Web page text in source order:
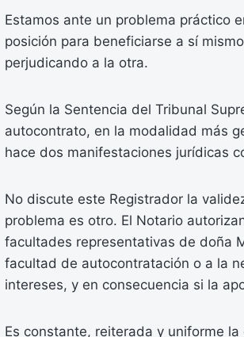
Estamos ante un problema práctico
posición para beneficiarse a sí
perjudicando a la otra.
Según la Sentencia del Tribunal
autocontrato, en la modalidad más
hace dos manifestaciones jurídicas
No discute este Registrador la
problema es otro. El Notario
facultades representativas de doña
facultad de autocontratación o a la
intereses, y en consecuencia si la
Es constante, reiterada y uniforme